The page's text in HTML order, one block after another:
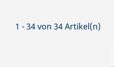
1 - 34 von 34 Artikel(n)